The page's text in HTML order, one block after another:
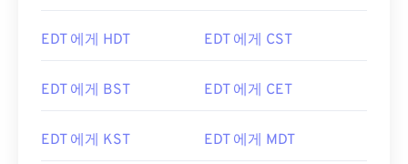
EDT 에게 HDT EDT 에게 CST
EDT 에게 BST EDT 에게 CET
EDT 에게 KST EDT 에게 MDT